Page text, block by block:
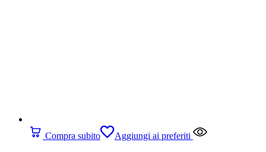
Compra subito Aggiungi ai preferiti